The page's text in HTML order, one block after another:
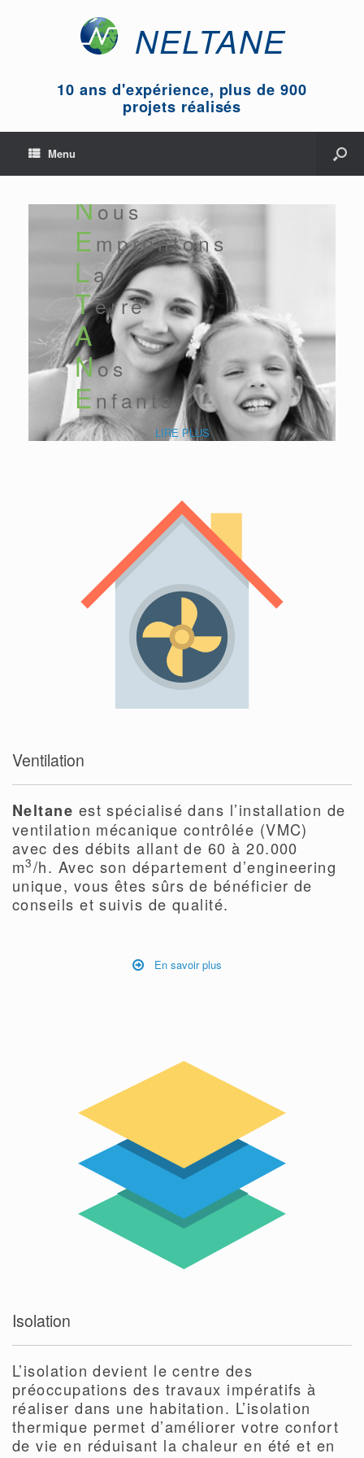
NELTANE
10 ans d'expérience, plus de 900
projets réalisés
Menu
Nous
E mpruntons
La
Terre
A
Nos
E nfants
LIRE PLUS
Ventilation
Neltane est spécialisé dans l’installation de
ventilation mécanique contrôlée (VMC)
avec des débits allant de 60 à 20.000
m3/h. Avec son département d’engineering
unique, vous êtes sûrs de bénéficier de
conseils et suivis de qualité.
En savoir plus
Isolation
L’isolation devient le centre des
préoccupations des travaux impératifs à
réaliser dans une habitation. L’isolation
thermique permet d’améliorer votre confort
de vie en réduisant la chaleur en été et en